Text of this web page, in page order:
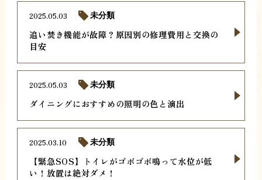
追い焚き機能が故障？原因別の修理費用と交換の
目安
2025.05.03 未分類
ダイニングにおすすめの照明の色と演出
2025.05.03 未分類
【緊急SOS】トイレがゴボゴボ鳴って水位が低
い！放置は絶対ダメ！
2025.03.10 未分類